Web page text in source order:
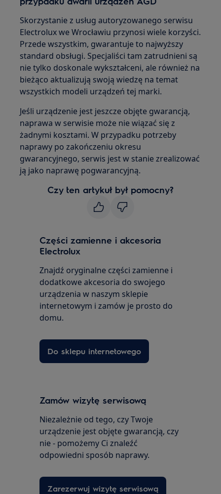
Skorzystanie z usług autoryzowanego serwisu
Electrolux we Wrocławiu przynosi wiele korzyści.
Przede wszystkim, gwarantuje to najwyższy
standard obsługi. Specjaliści tam zatrudnieni są
nie tylko doskonale wykształceni, ale również na
bieżąco aktualizują swoją wiedzę na temat
wszystkich modeli urządzeń tej marki.
Jeśli urządzenie jest jeszcze objęte gwarancją,
naprawa w serwisie może nie wiązać się z
żadnymi kosztami. W przypadku potrzeby
naprawy po zakończeniu okresu
gwarancyjnego, serwis jest w stanie zrealizować
ją jako naprawę pogwarancyjną.
Czy ten artykuł był pomocny?
Części zamienne i akcesoria
Electrolux
Znajdź oryginalne części zamienne i
dodatkowe akcesoria do swojego
urządzenia w naszym sklepie
internetowym i zamów je prosto do
domu.
Do sklepu internetowego
Zamów wizytę serwisową
Niezależnie od tego, czy Twoje
urządzenie jest objęte gwarancją, czy
nie - pomożemy Ci znaleźć
odpowiedni sposób naprawy.
Zarezerwuj wizytę serwisową